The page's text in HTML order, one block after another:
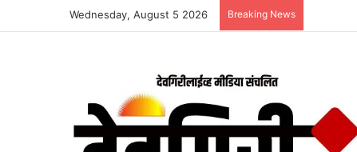
Wednesday, August 5 2026 Breaking News